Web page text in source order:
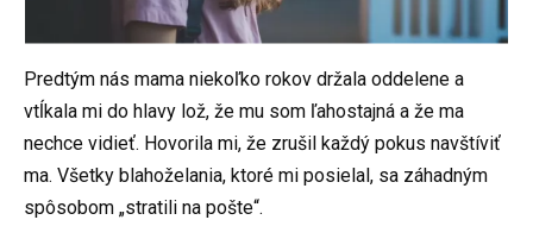
Predtým nás mama niekoľko rokov držala oddelene a
vtĺkala mi do hlavy lož, že mu som ľahostajná a že ma
nechce vidieť. Hovorila mi, že zrušil každý pokus navštíviť
ma. Všetky blahoželania, ktoré mi posielal, sa záhadným
spôsobom „stratili na pošte“.